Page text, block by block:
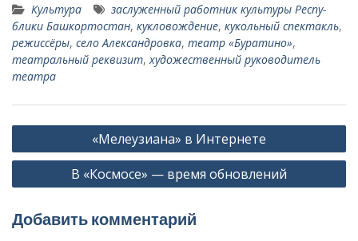
Культура
заслуженный работник культуры Респу­
блики Башкортостан, кукловождение, кукольный спектакль,
режис­сёры, село Александровка, театр «Буратино»,
театральный реквизит,художественный руко­водитель
театра
Навигация
по
записям
«Мелеузиана» в Интернете
В «Космосе» — время обновлений
Добавить комментарий